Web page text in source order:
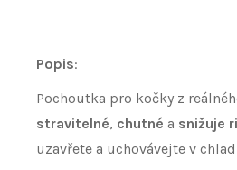
Popis:
Pochoutka pro kočky z
stravitelné, chutné a snižuje
uzavřete a uchovávejte v